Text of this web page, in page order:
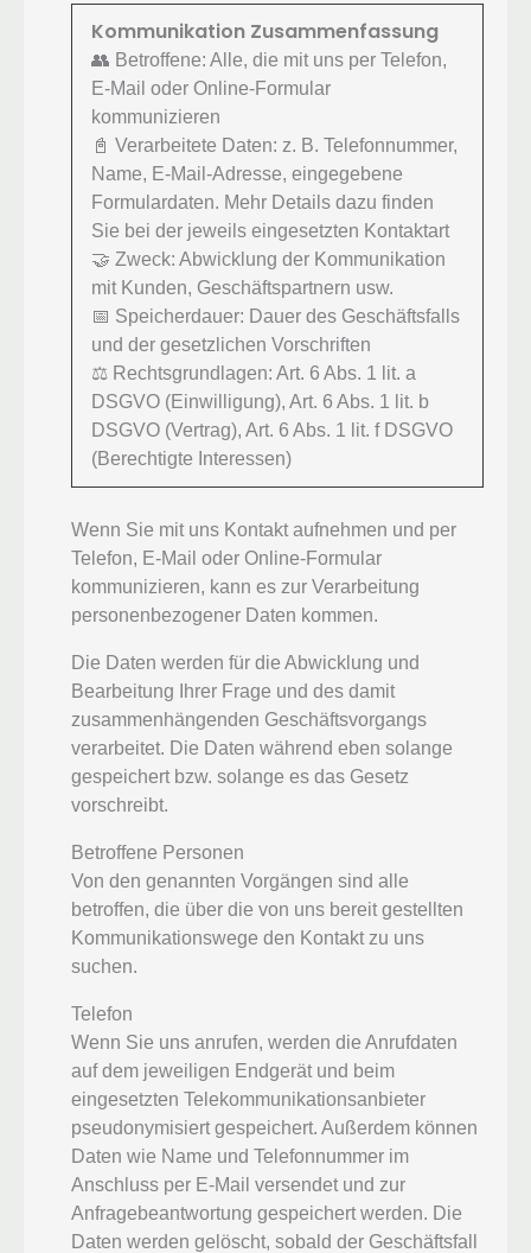
Kommunikation Zusammenfassung
👥 Betroffene: Alle, die mit uns per Telefon,
E-Mail oder Online-Formular
kommunizieren
📓 Verarbeitete Daten: z. B. Telefonnummer,
Name, E-Mail-Adresse, eingegebene
Formulardaten. Mehr Details dazu finden
Sie bei der jeweils eingesetzten Kontaktart
🤝 Zweck: Abwicklung der Kommunikation
mit Kunden, Geschäftspartnern usw.
📅 Speicherdauer: Dauer des Geschäftsfalls
und der gesetzlichen Vorschriften
⚖️ Rechtsgrundlagen: Art. 6 Abs. 1 lit. a
DSGVO (Einwilligung), Art. 6 Abs. 1 lit. b
DSGVO (Vertrag), Art. 6 Abs. 1 lit. f DSGVO
(Berechtigte Interessen)
Wenn Sie mit uns Kontakt aufnehmen und per
Telefon, E-Mail oder Online-Formular
kommunizieren, kann es zur Verarbeitung
personenbezogener Daten kommen.
Die Daten werden für die Abwicklung und
Bearbeitung Ihrer Frage und des damit
zusammenhängenden Geschäftsvorgangs
verarbeitet. Die Daten während eben solange
gespeichert bzw. solange es das Gesetz
vorschreibt.
Betroffene Personen
Von den genannten Vorgängen sind alle
betroffen, die über die von uns bereit gestellten
Kommunikationswege den Kontakt zu uns
suchen.
Telefon
Wenn Sie uns anrufen, werden die Anrufdaten
auf dem jeweiligen Endgerät und beim
eingesetzten Telekommunikationsanbieter
pseudonymisiert gespeichert. Außerdem können
Daten wie Name und Telefonnummer im
Anschluss per E-Mail versendet und zur
Anfragebeantwortung gespeichert werden. Die
Daten werden gelöscht, sobald der Geschäftsfall